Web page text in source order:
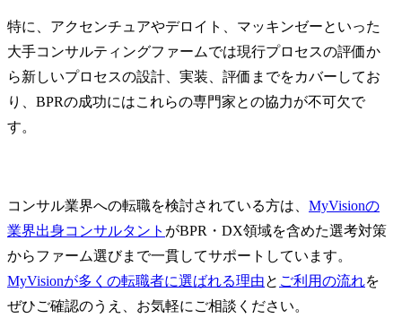
援
業化支援
- 大学や企業に眠る技術
に関する、技術シーズの
● 得ることができるスキ
ル・経験
・海外で実施されている
最新のオープンイノベー
ションに関する知見
特に、アクセンチュアやデロイト、マッキンゼーといった
大手コンサルティングファームでは現行プロセスの評価か
ら新しいプロセスの設計、実装、評価までをカバーしてお
り、BPRの成功にはこれらの専門家との協力が不可欠で
す。
コンサル業界への転職を検討されている方は、 MyVisionの
業界出身コンサルタント がBPR・DX領域を含めた選考対策
からファーム選びまで一貫してサポートしています。
MyVisionが多くの転職者に選ばれる理由と ご利用の流れを
ぜひご確認のうえ、お気軽にご相談ください。